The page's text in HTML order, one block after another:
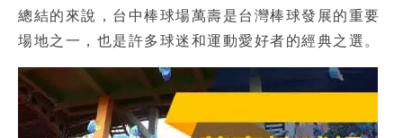
總結的來說，台中棒球場萬壽是台灣棒球發展的重要
場地之一，也是許多球迷和運動愛好者的經典之選。